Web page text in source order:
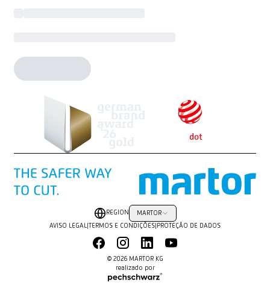
© 2026 MARTOR KG
realizado por
REGION MARTOR
AVISO LEGAL TERMOS E CONDIÇÕES PROTEÇÃO DE DADOS